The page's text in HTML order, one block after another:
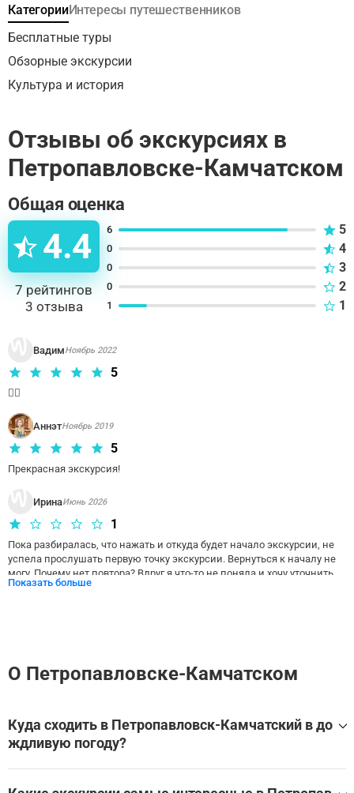
нашу экскурсию очень символично — у памятника
основателю города!
КатегорииИнтересы путешественников
Бесплатные туры
Обзорные экскурсии
Культура и история
Отзывы об экскурсиях в
Петропавловске-Камчатском
Общая оценка
4.4
7 рейтингов
3 отзыва
6 5
0 4
0 3
0 2
1 1
ВадимНоябрь 2022
5
👌🏻
АннэтНоябрь 2019
5
Прекрасная экскурсия!
ИринаИюнь 2026
1
Пока разбиралась, что нажать и откуда будет начало экскурсии, не
успела прослушать первую точку экскурсии. Вернуться к началу не
могу. Почему нет повтора? Вдруг я что-то не поняла и хочу уточнить...
И без интернета что, не работает якобы сказанная экскурсия???
Показать больше
О Петропавловске-Камчатском
Куда сходить в Петропавловск-Камчатский в до
ждливую погоду?
авловск-Камчатский для дождливой погоды: